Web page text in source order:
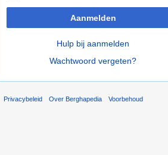
Aanmelden
Hulp bij aanmelden
Wachtwoord vergeten?
Privacybeleid Over Berghapedia Voorbehoud